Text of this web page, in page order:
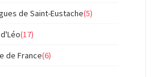
de Saint-Eustache(5)
(17)
de France(6)